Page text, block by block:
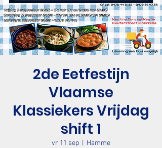
2de Eetfestijn
Vlaamse
Klassiekers Vrijdag
shift 1
vr 11 sep Hamme